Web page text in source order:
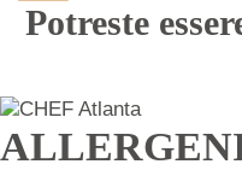
Potreste